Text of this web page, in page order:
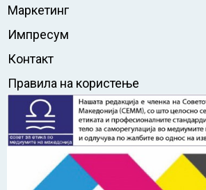
Маркетинг
Импресум
Контакт
Правила на користење